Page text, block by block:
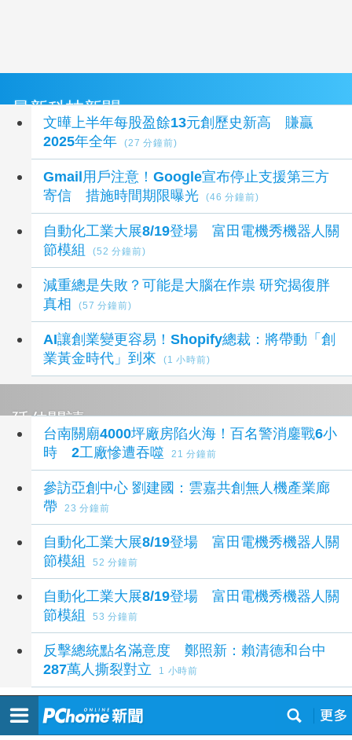
最新科技新聞
文曄上半年每股盈餘13元創歷史新高 賺贏
2025年全年
(27 分鐘前)
Gmail用戶注意！Google宣布停止支援第三方
寄信 措施時間期限曝光
(46 分鐘前)
自動化工業大展8/19登場 富田電機秀機器人關
節模組
(52 分鐘前)
減重總是失敗？可能是大腦在作祟 研究揭復胖
真相
(57 分鐘前)
AI讓創業變更容易！Shopify總裁：將帶動「創
業黃金時代」到來
(1 小時前)
延伸閱讀
台南關廟4000坪廠房陷火海！百名警消鏖戰6小
時 2工廠慘遭吞噬
21 分鐘前
參訪亞創中心 劉建國：雲嘉共創無人機產業廊
帶
23 分鐘前
自動化工業大展8/19登場 富田電機秀機器人關
節模組
52 分鐘前
自動化工業大展8/19登場 富田電機秀機器人關
節模組
53 分鐘前
反擊總統點名滿意度 鄭照新：賴清德和台中
287萬人撕裂對立
1 小時前